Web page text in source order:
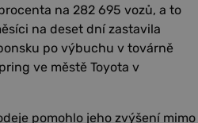
na 282 695 vozů, a to
na deset dní zastavila
po výbuchu v továrně
ve městě Toyota v
pomohlo jeho zvýšení mimo